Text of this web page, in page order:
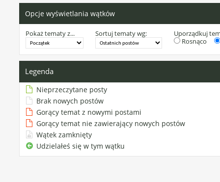
Opcje wyświetlania wątków
Pokaż tematy z... Sortuj tematy wg:
Uporządkuj
Rosnąco
Legenda
Nieprzeczytane posty
Brak nowych postów
Gorący temat z nowymi postami
Gorący temat nie zawierający nowych postów
Wątek zamknięty
Udzielałeś się w tym wątku